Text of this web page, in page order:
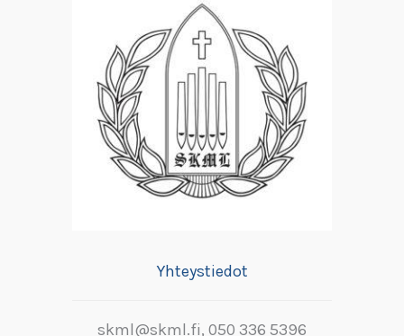
Yhteystiedot
skml@skml.fi, 050 336 5396